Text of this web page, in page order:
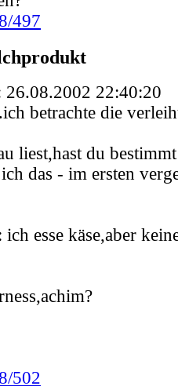
497
26.08.2002 22:40:20
betrachte die
liest,hast du
das - im ersten
esse käse,aber
502